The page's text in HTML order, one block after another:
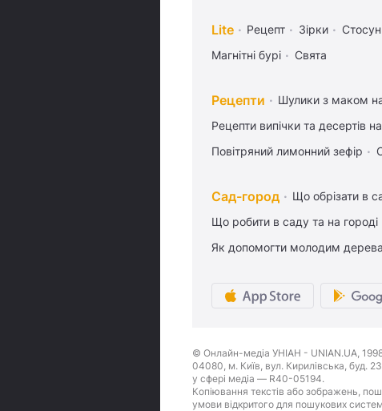
Lite Рецепт Зірки
Магнітні бурі
Свята
Рецепти Шулики з маком
Рецепти випічки та десертів
Повітряний лимонний зефір
Сад-город Що обрізати в
Що робити в саду та на городі
Як допомогти молодим
© Онлайн-медіа УНІАН - UNIAN.UA,
04080, м. Київ, вул. Кирилівська, буд.
у сфері медіа — R40-05194.
Копіювання текстів або зображень,
умови відкритого для пошукових